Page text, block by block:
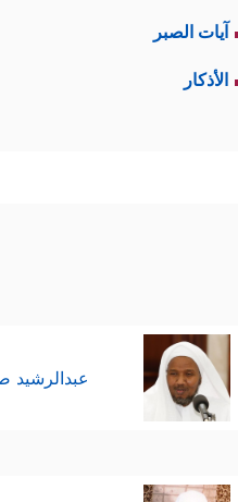
آيات الصبر
الأذكار
عبدالرشيد